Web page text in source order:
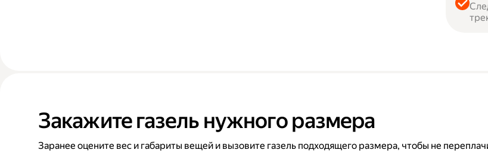
Закажите газель нужного размера
Заранее оцените вес и габариты вещей и вызовите газель подходящего размера, чтобы не